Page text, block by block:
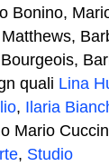
Bonino,
quali Lina
, Ilaria
Mario
, Studio